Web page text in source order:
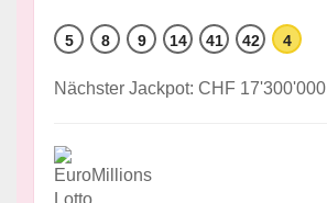
5 8 9 14 41 42 4
Nächster Jackpot: CHF 17'300'000